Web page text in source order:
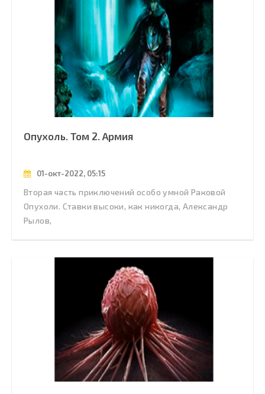
Опухоль. Том 2. Армия
01-окт-2022, 05:15
Вторая часть приключений особо умной Раковой
Опухоли. Ставки высоки, как никогда, Александр
Рылов,